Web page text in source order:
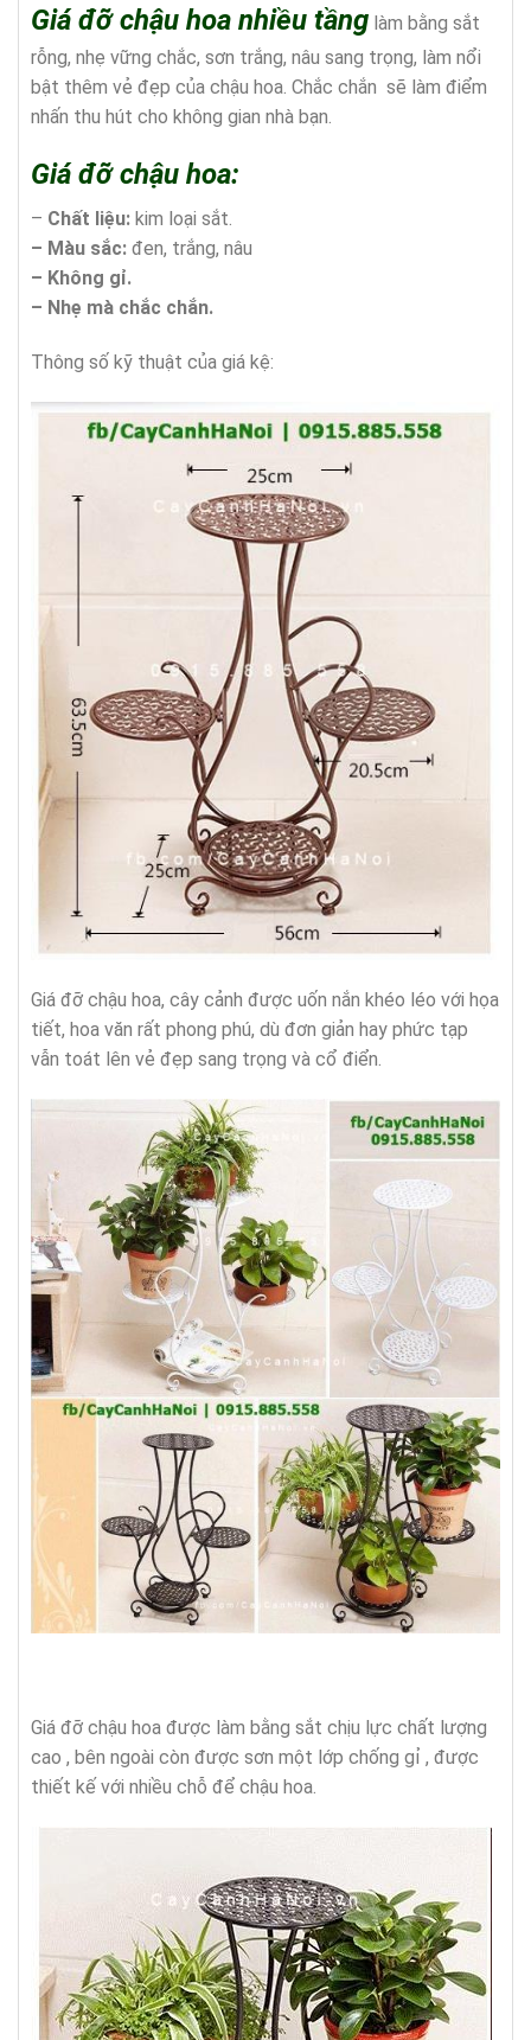
Giá đỡ chậu hoa nhiều tầng làm bằng sắt
rỗng, nhẹ vững chắc, sơn trắng, nâu sang trọng, làm nổi
bật thêm vẻ đẹp của chậu hoa. Chắc chắn sẽ làm điểm
nhấn thu hút cho không gian nhà bạn.
Giá đỡ chậu hoa:
– Chất liệu: kim loại sắt.
– Màu sắc: đen, trắng, nâu
– Không gỉ.
– Nhẹ mà chắc chắn.
Thông số kỹ thuật của giá kệ:
Giá đỡ chậu hoa, cây cảnh được uốn nắn khéo léo với họa
tiết, hoa văn rất phong phú, dù đơn giản hay phức tạp
vẫn toát lên vẻ đẹp sang trọng và cổ điển.
Giá đỡ chậu hoa được làm bằng sắt chịu lực chất lượng
cao , bên ngoài còn được sơn một lớp chống gỉ , được
thiết kế với nhiều chỗ để chậu hoa.